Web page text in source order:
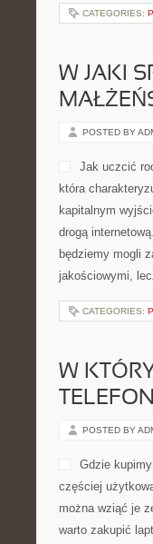
CATEGORIES:
W JAKI
POSTED BY
Jak uczcić
która
kapitalnym
drogą
będziemy mogli
jakościowymi,
CATEGORIES:
W
POSTED BY
Gdzie
częściej
można wziąć je
warto zakupić